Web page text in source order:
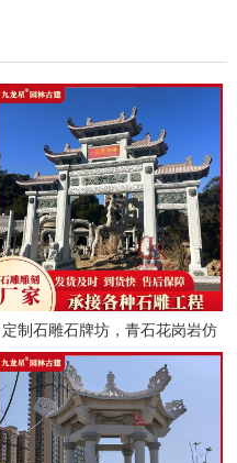
定制石雕石牌坊，青石花岗岩仿
古石门楼，村口寺庙道观景区地
标， ...